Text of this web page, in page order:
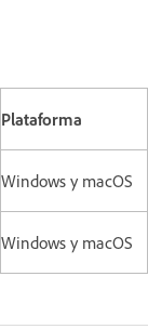
Plataforma
Windows y macOS
Windows y macOS